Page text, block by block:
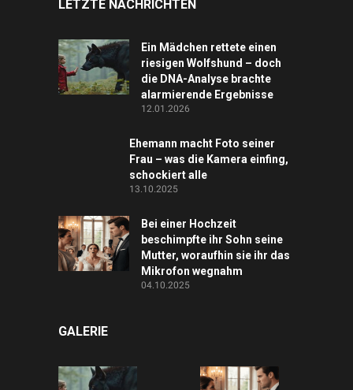
LETZTE NACHRICHTEN
Ein Mädchen rettete einen
riesigen Wolfshund – doch
die DNA-Analyse brachte
alarmierende Ergebnisse
12.01.2026
Ehemann macht Foto seiner
Frau – was die Kamera einfing,
schockiert alle
13.10.2025
Bei einer Hochzeit
beschimpfte ihr Sohn seine
Mutter, woraufhin sie ihr das
Mikrofon wegnahm
04.10.2025
GALERIE